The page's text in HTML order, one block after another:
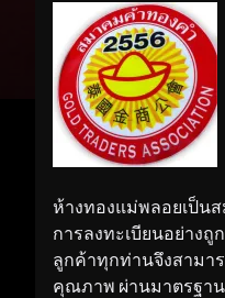
ห้างทองแม่พลอยเป็น
การลงทะเบียนอย่างถู
ลูกค้าทุกท่านจึงสามา
คุณภาพ ผ่านมาตรฐา